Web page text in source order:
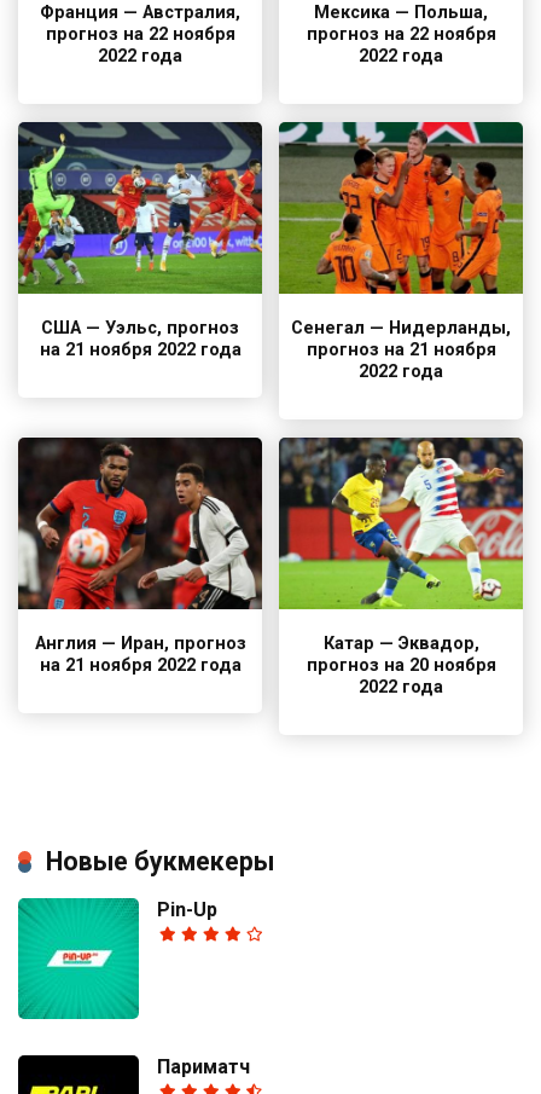
Франция — Австралия,
прогноз на 22 ноября
2022 года
Мексика — Польша,
прогноз на 22 ноября
2022 года
США — Уэльс, прогноз
на 21 ноября 2022 года
Сенегал — Нидерланды,
прогноз на 21 ноября
2022 года
Англия — Иран, прогноз
на 21 ноября 2022 года
Катар — Эквадор,
прогноз на 20 ноября
2022 года
Новые букмекеры
Pin-Up
Париматч